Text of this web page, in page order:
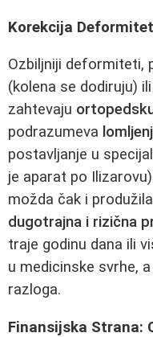
Korekcija
Ozbiljniji deformiteti,
(kolena se dodiruju) ili
zahtevaju
podrazumeva
postavljanje u
je aparat po
možda čak i
dugotrajna i rizična
traje godinu dana ili
u medicinske svrhe,
razloga.
Finansijska Strana: